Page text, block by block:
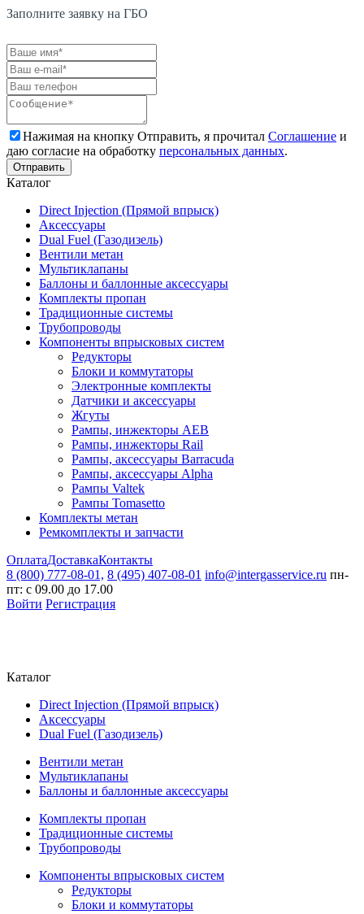
Заполните заявку на ГБО
Нажимая на кнопку Отправить, я прочитал Соглашение и
даю согласие на обработку персональных данных.
Каталог
Direct Injection (Прямой впрыск)
Аксессуары
Dual Fuel (Газодизель)
Вентили метан
Мультиклапаны
Баллоны и баллонные аксессуары
Комплекты пропан
Традиционные системы
Трубопроводы
Компоненты впрысковых систем
Редукторы
Блоки и коммутаторы
Электронные комплекты
Датчики и аксессуары
Жгуты
Рампы, инжекторы AEB
Рампы, инжекторы Rail
Рампы, аксессуары Barracuda
Рампы, аксессуары Alpha
Рампы Valtek
Рампы Tomasetto
Комплекты метан
Ремкомплекты и запчасти
ОплатаДоставкаКонтакты
8 (800) 777-08-01, 8 (495) 407-08-01 info@intergasservice.ru пн-
пт: с 09.00 до 17.00
Войти Регистрация
Каталог
Direct Injection (Прямой впрыск)
Аксессуары
Dual Fuel (Газодизель)
Вентили метан
Мультиклапаны
Баллоны и баллонные аксессуары
Комплекты пропан
Традиционные системы
Трубопроводы
Компоненты впрысковых систем
Редукторы
Блоки и коммутаторы